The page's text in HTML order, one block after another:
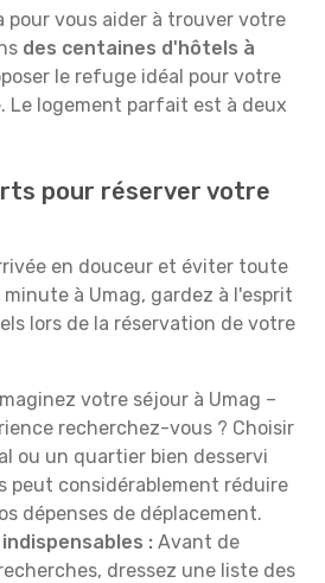
pour vous aider à trouver votre
des centaines d'hôtels à
le refuge idéal pour votre
Le logement parfait est à deux
pour réserver votre
en douceur et éviter toute
à Umag, gardez à l'esprit
lors de la réservation de votre
votre séjour à Umag –
recherchez-vous ? Choisir
ou un quartier bien desservi
peut considérablement réduire
dépenses de déplacement.
: Avant de
dressez une liste des